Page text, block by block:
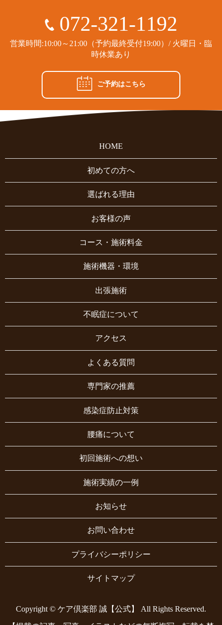
072-321-1192
営業時間:10:00～21:00（予約最終受付19:00）/ 火曜日・臨
時休業あり
ご予約はこちら
HOME
初めての方へ
選ばれる理由
お客様の声
コース・施術料金
施術機器・環境
出張施術
不眠症について
アクセス
よくある質問
専門家の推薦
感染症防止対策
腰痛について
初回施術への想い
施術実績の一例
お知らせ
お問い合わせ
プライバシーポリシー
サイトマップ
Copyright © ケア倶楽部 誠【公式】 All Rights Reserved.